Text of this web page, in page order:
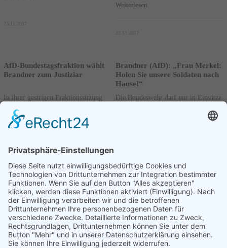
Weiterlesen
AfD-Bundestagsfraktion wählt
Brandner zum Justiziar
In ihrer gestrigen Fraktionssitzung
wählte die Bundestagsfraktion der
AfD den Thüringer Abgeordneten
Stephan Brandner mit großer
21.11.2017
Brandner (AfD): „Frau Merkel:
Holen Sie unsere Soldaten nach
Hause!“
Die Bundeswehr darf nur in Einsätze
20.11.2017
Seite 76 von 77. Vorherige 1 .... 75